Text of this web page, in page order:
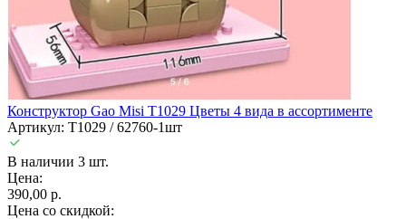
Конструктор Gao Misi T1029 Цветы 4 вида в ассортименте
Артикул: T1029 / 62760-1шт
В наличии 3 шт.
Цена:
390,00 р.
Цена со скидкой: